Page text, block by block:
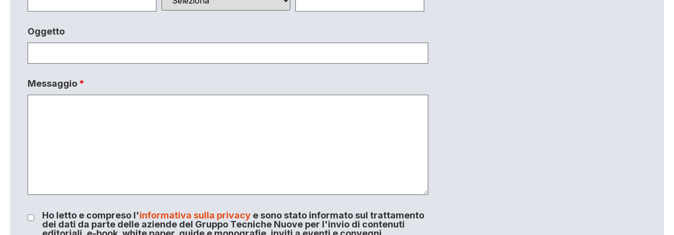
Oggetto
Messaggio *
Ho letto e compreso l'informativa sulla privacye sono stato informato sul trattamento
dei dati da parte delle aziende del Gruppo Tecniche Nuove per l'invio di contenuti